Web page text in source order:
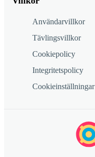
Användarvillkor
Tävlingsvillkor
Cookiepolicy
Integritetspolicy
Cookieinställningar